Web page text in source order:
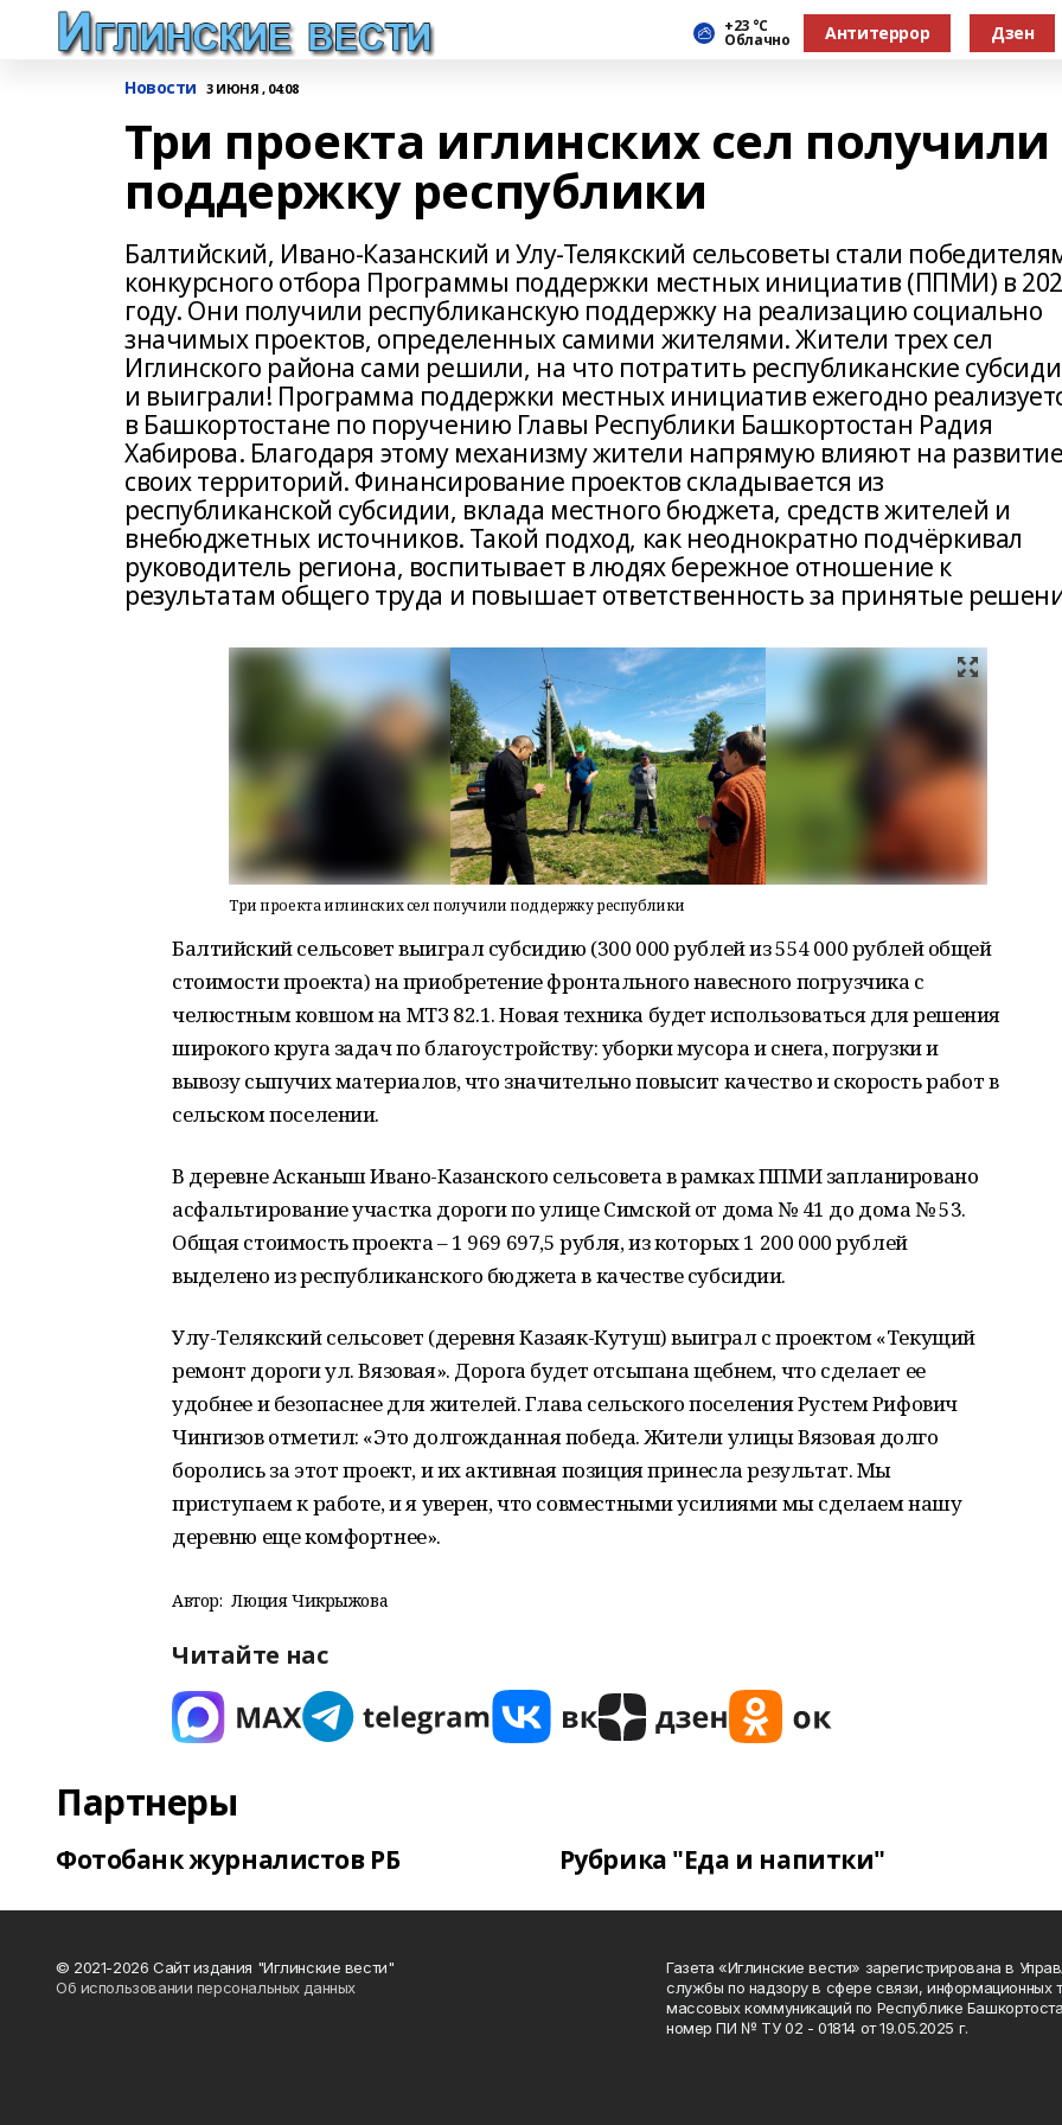
+23 °С
Облачно Антитеррор Дзен
Новости 3 ИЮНЯ , 04:08
Три проекта иглинских сел получили
поддержку республики
Балтийский, Ивано-Казанский и Улу-Телякский сельсоветы стали
конкурсного отбора Программы поддержки местных инициатив (ППМИ) в
году. Они получили республиканскую поддержку на реализацию социально
значимых проектов, определенных самими жителями. Жители трех сел
Иглинского района сами решили, на что потратить республиканские
и выиграли! Программа поддержки местных инициатив ежегодно
в Башкортостане по поручению Главы Республики Башкортостан Радия
Хабирова. Благодаря этому механизму жители напрямую влияют на
своих территорий. Финансирование проектов складывается из
республиканской субсидии, вклада местного бюджета, средств жителей и
внебюджетных источников. Такой подход, как неоднократно подчёркивал
руководитель региона, воспитывает в людях бережное отношение к
результатам общего труда и повышает ответственность за принятые
Три проекта иглинских сел получили поддержку республики
Балтийский сельсовет выиграл субсидию (300 000 рублей из 554 000 рублей общей
стоимости проекта) на приобретение фронтального навесного погрузчика с
челюстным ковшом на МТЗ 82.1. Новая техника будет использоваться для решения
широкого круга задач по благоустройству: уборки мусора и снега, погрузки и
вывозу сыпучих материалов, что значительно повысит качество и скорость работ в
сельском поселении.
В деревне Асканыш Ивано-Казанского сельсовета в рамках ППМИ запланировано
асфальтирование участка дороги по улице Симской от дома № 41 до дома № 53.
Общая стоимость проекта – 1 969 697,5 рубля, из которых 1 200 000 рублей
выделено из республиканского бюджета в качестве субсидии.
Улу-Телякский сельсовет (деревня Казаяк-Кутуш) выиграл с проектом «Текущий
ремонт дороги ул. Вязовая». Дорога будет отсыпана щебнем, что сделает ее
удобнее и безопаснее для жителей. Глава сельского поселения Рустем Рифович
Чингизов отметил: «Это долгожданная победа. Жители улицы Вязовая долго
боролись за этот проект, и их активная позиция принесла результат. Мы
приступаем к работе, и я уверен, что совместными усилиями мы сделаем нашу
деревню еще комфортнее».
Автор: Люция Чикрыжова
Читайте нас
Партнеры
Фотобанк журналистов РБ Рубрика "Еда и напитки"
© 2021-2026 Сайт издания "Иглинские вести"
Об использовании персональных данных
Газета «Иглинские вести» зарегистрирована в
службы по надзору в сфере связи, информационных
массовых коммуникаций по Республике
номер ПИ № ТУ 02 - 01814 от 19.05.2025 г.